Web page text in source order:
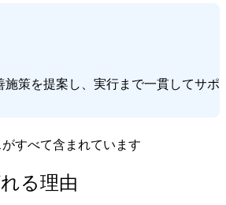
施策を提案し、実行まで一貫してサポ
すべて含まれています
る理由